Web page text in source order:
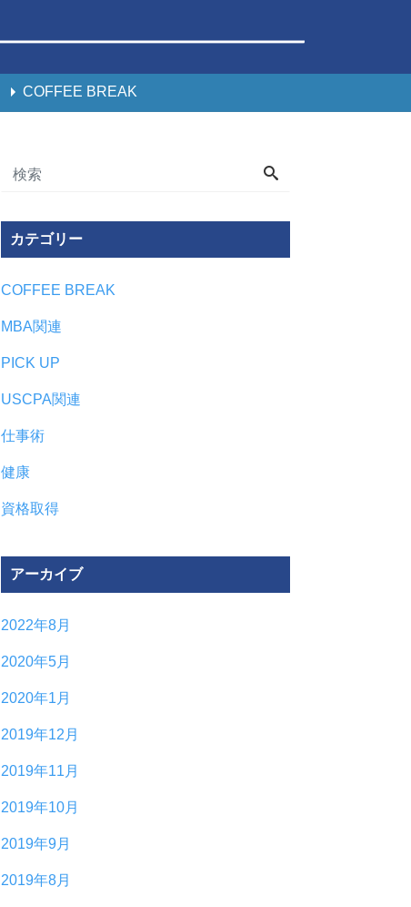
COFFEE BREAK
カテゴリー
COFFEE BREAK
MBA関連
PICK UP
USCPA関連
仕事術
健康
資格取得
アーカイブ
2022年8月
2020年5月
2020年1月
2019年12月
2019年11月
2019年10月
2019年9月
2019年8月